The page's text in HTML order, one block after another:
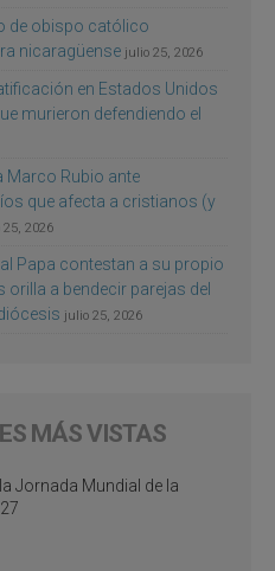
de obispo católico
nicaragüense julio 25, 2026
en Estados Unidos
murieron defendiendo el
Marco Rubio ante
que afecta a cristianos (y
25, 2026
Papa contestan a su propio
a bendecir parejas del
julio 25, 2026
MÁS VISTAS
Jornada Mundial de la